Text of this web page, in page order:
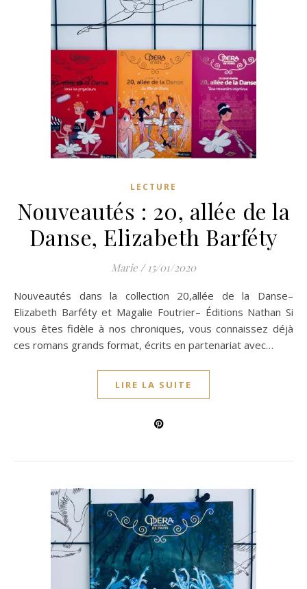
LECTURE
Nouveautés : 20, allée de la
Danse, Elizabeth Barféty
Marie / 15/01/2020
Nouveautés dans la collection 20,allée de la Danse–
Elizabeth Barféty et Magalie Foutrier– Éditions Nathan Si
vous êtes fidèle à nos chroniques, vous connaissez déjà
ces romans grands format, écrits en partenariat avec…
LIRE LA SUITE